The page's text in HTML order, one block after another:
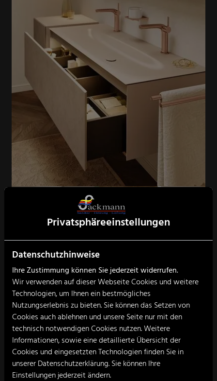
Privatsphäre­einstellungen
Datenschutzhinweise
Ihre Zustimmung können Sie jederzeit widerrufen.
Wir verwenden auf dieser Webseite Cookies und weitere
Technologien, um Ihnen ein bestmögliches
Nutzungserlebnis zu bieten. Sie können das Setzen von
Cookies auch ablehnen und unsere Seite nur mit den
technisch notwendigen Cookies nutzen. Weitere
Informationen, sowie eine detaillierte Übersicht der
Cookies und eingesetzten Technologien finden Sie in
unserer Datenschutzerklärung. Sie können Ihre
Einstellungen jederzeit ändern.